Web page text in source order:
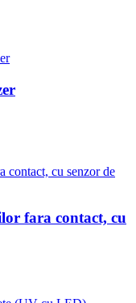
fara contact, cu